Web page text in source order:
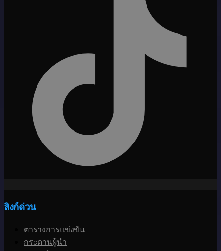
ลิงก์ด่วน
ตารางการแข่งขัน
กระดานผู้นำ